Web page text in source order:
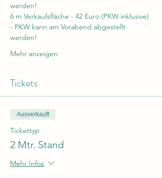
werden!
6 m Verkaufsfläche - 42 Euro (PKW inklusive)
- PKW kann am Vorabend abgestellt
werden!
Mehr anzeigen
Tickets
Ausverkauft
Tickettyp
2 Mtr. Stand
Mehr Infos